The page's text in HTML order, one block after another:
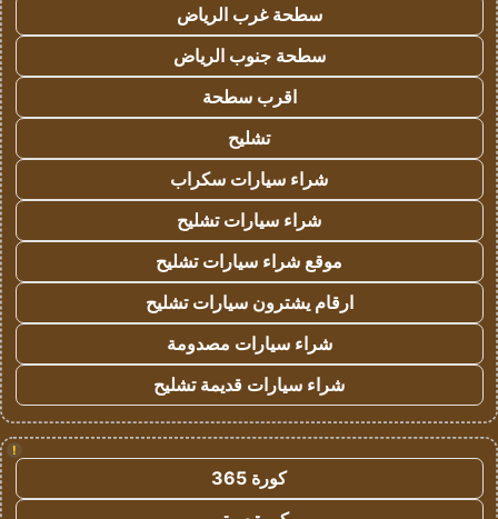
سطحة غرب الرياض
سطحة جنوب الرياض
اقرب سطحة
تشليح
شراء سيارات سكراب
شراء سيارات تشليح
موقع شراء سيارات تشليح
ارقام يشترون سيارات تشليح
شراء سيارات مصدومة
شراء سيارات قديمة تشليح
!
كورة 365